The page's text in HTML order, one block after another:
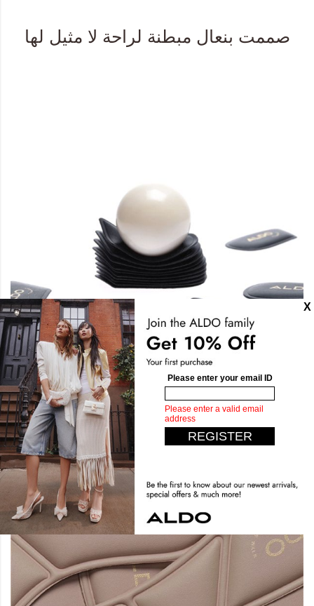
صممت بنعال مبطنة لراحة لا مثيل لها
تأنقي براحة لا مثيل لها
توقع الغير متوقع مع أكثر تصاميمنا راحة حتى الآن. صممت من
الاسفنج المكثف والنعال المبطنة لتوفر لك راحة فائقة. اخطو بأناقة
وانعم بالراحة.